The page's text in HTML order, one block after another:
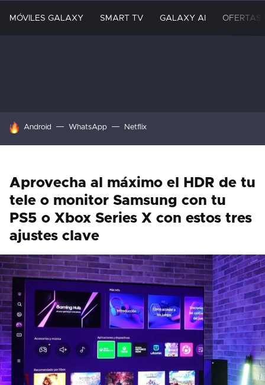
MÓVILES GALAXY SMART TV GALAXY AI OFERTAS
HOY SE HABLA DE
Android WhatsApp Netflix
Aprovecha al máximo el HDR de tu
tele o monitor Samsung con tu
PS5 o Xbox Series X con estos tres
ajustes clave